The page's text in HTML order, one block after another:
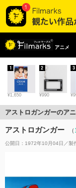
アニメ
¥1,650
1
¥990
2 3
アストロガンガーのア
アストロガンガー （
公開日：1972年10月04日 製